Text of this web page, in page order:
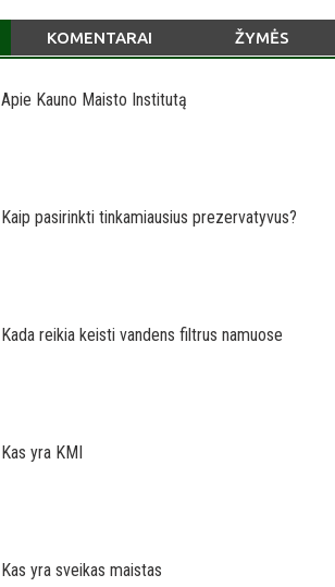
KOMENTARAI ŽYMĖS
Apie Kauno Maisto Institutą
Kaip pasirinkti tinkamiausius prezervatyvus?
Kada reikia keisti vandens filtrus namuose
Kas yra KMI
Kas yra sveikas maistas